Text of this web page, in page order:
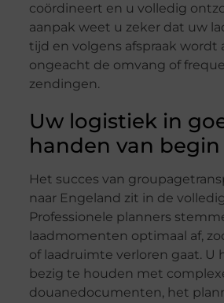
coördineert en u volledig
aanpak weet u zeker dat uw
tijd en volgens afspraak wordt
ongeacht de omvang of
zendingen.
Uw logistiek in
handen van
Het succes van
naar Engeland zit in de
Professionele planners
laadmomenten optimaal af,
of laadruimte verloren gaat. U
bezig te houden met
douanedocumenten, het